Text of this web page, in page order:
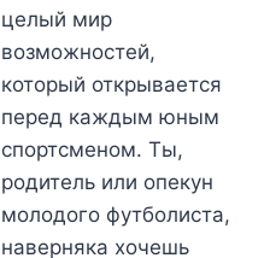
целый мир
возможностей,
который открывается
перед каждым юным
спортсменом. Ты,
родитель или опекун
молодого футболиста,
наверняка хочешь